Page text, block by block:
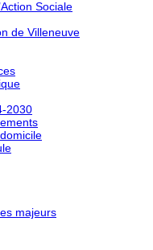
Sociale
de Villeneuve
2030
majeurs